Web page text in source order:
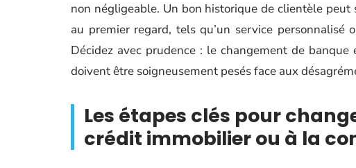
non négligeable. Un bon historique de clientèle
au premier regard, tels qu’un service
Décidez avec prudence : le changement de
doivent être soigneusement pesés face aux
Les étapes clés pour
crédit immobilier ou à la